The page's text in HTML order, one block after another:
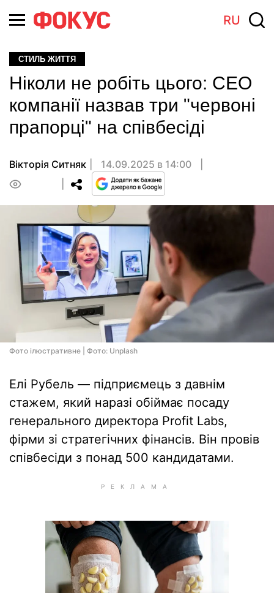
RU
СТИЛЬ ЖИТТЯ
Ніколи не робіть цього: СЕО
компанії назвав три "червоні
прапорці" на співбесіді
Вікторія Ситняк
14.09.2025 в 14:00
Фото ілюстративне | Фото: Unplash
Елі Рубель — підприємець з давнім
стажем, який наразі обіймає посаду
генерального директора Profit Labs,
фірми зі стратегічних фінансів. Він провів
співбесіди з понад 500 кандидатами.